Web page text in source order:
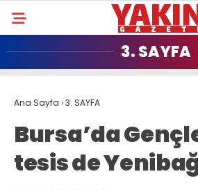
3. SAYFA
Ana Sayfa ›3. SAYFA
Bursa’da
tesis de